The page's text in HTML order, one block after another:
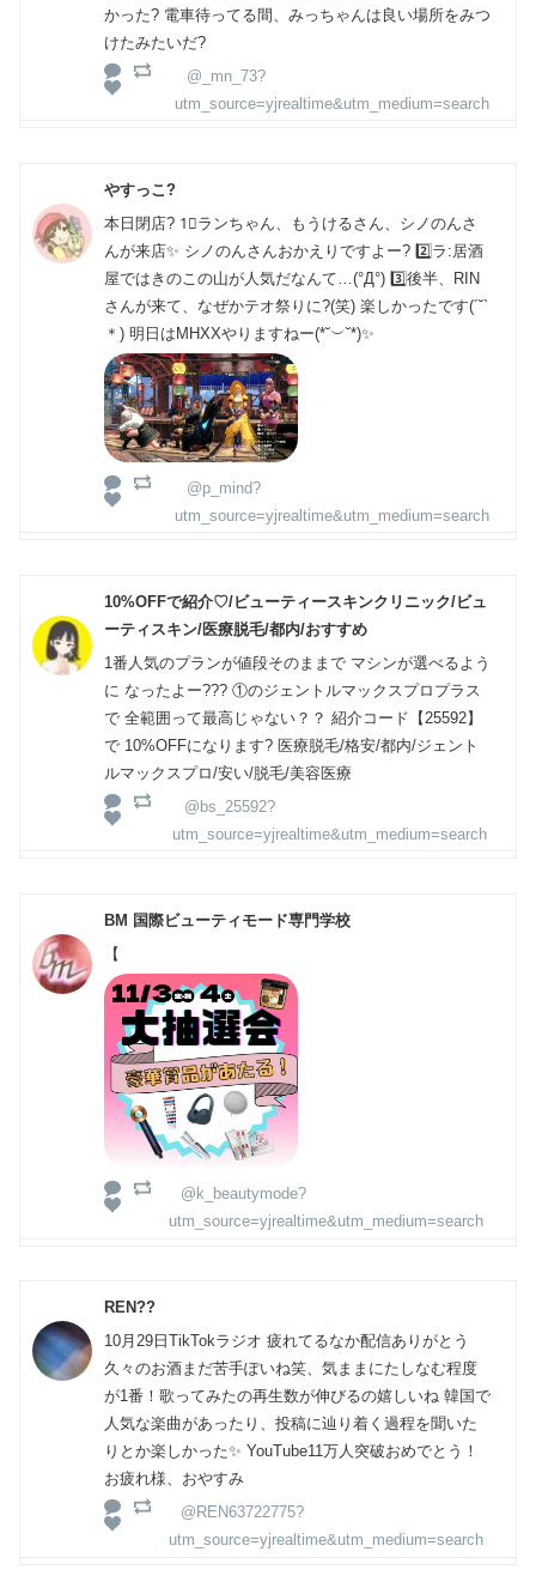
かった? 電車待ってる間、みっちゃんは良い場所をみつ
けたみたいだ?
@_mn_73?
utm_source=yjrealtime&utm_medium=search
やすっこ?
本日閉店? 1⃣ランちゃん、もうけるさん、シノのんさ
んが来店✨ シノのんさんおかえりですよー? 2️⃣ラ:居酒
屋ではきのこの山が人気だなんて…(°Д°) 3️⃣後半、RIN
さんが来て、なぜかテオ祭りに?(笑) 楽しかったです(´˘`
＊) 明日はMHXXやりますねー(*˘︶˘*)✨
@p_mind?
utm_source=yjrealtime&utm_medium=search
10%OFFで紹介♡/ビューティースキンクリニック/ビュ
ーティスキン/医療脱毛/都内/おすすめ
1番人気のプランが値段そのままで マシンが選べるよう
に なったよー??? ①のジェントルマックスプロプラス
で 全範囲って最高じゃない？？ 紹介コード【25592】
で 10%OFFになります? 医療脱毛/格安/都内/ジェント
ルマックスプロ/安い/脱毛/美容医療
@bs_25592?
utm_source=yjrealtime&utm_medium=search
BM 国際ビューティモード専門学校
【
@k_beautymode?
utm_source=yjrealtime&utm_medium=search
REN??
10月29日TikTokラジオ 疲れてるなか配信ありがとう
久々のお酒まだ苦手ぽいね笑、気ままにたしなむ程度
が1番！歌ってみたの再生数が伸びるの嬉しいね 韓国で
人気な楽曲があったり、投稿に辿り着く過程を聞いた
りとか楽しかった✨ YouTube11万人突破おめでとう！
お疲れ様、おやすみ
@REN63722775?
utm_source=yjrealtime&utm_medium=search